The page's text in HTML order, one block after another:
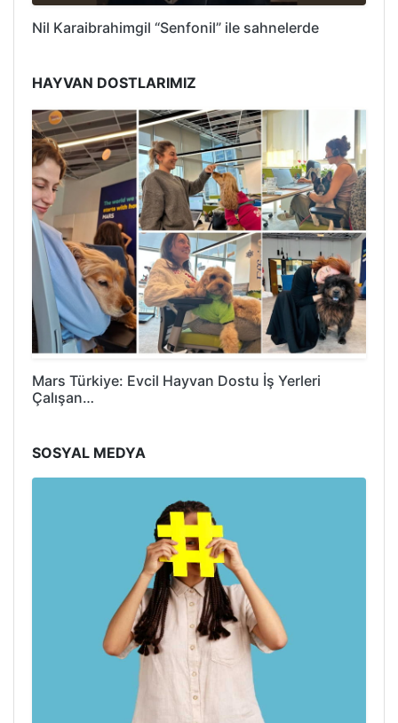
Nil Karaibrahimgil “Senfonil” ile sahnelerde
HAYVAN DOSTLARIMIZ
Mars Türkiye: Evcil Hayvan Dostu İş Yerleri
Çalışan…
SOSYAL MEDYA